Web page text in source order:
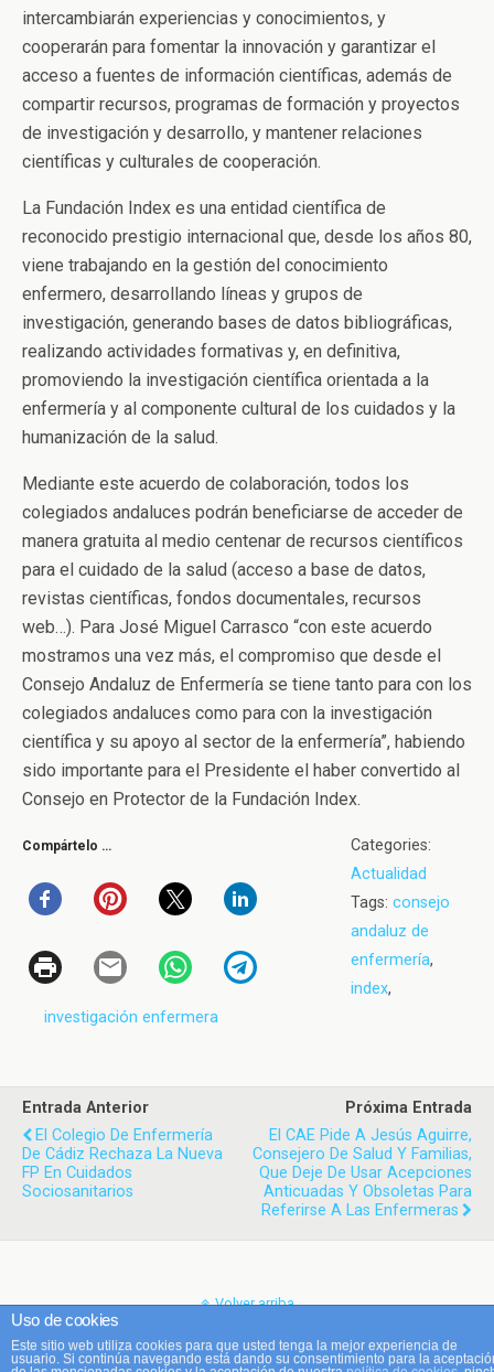
intercambiarán experiencias y conocimientos, y
cooperarán para fomentar la innovación y garantizar el
acceso a fuentes de información científicas, además de
compartir recursos, programas de formación y proyectos
de investigación y desarrollo, y mantener relaciones
científicas y culturales de cooperación.
La Fundación Index es una entidad científica de
reconocido prestigio internacional que, desde los años 80,
viene trabajando en la gestión del conocimiento
enfermero, desarrollando líneas y grupos de
investigación, generando bases de datos bibliográficas,
realizando actividades formativas y, en definitiva,
promoviendo la investigación científica orientada a la
enfermería y al componente cultural de los cuidados y la
humanización de la salud.
Mediante este acuerdo de colaboración, todos los
colegiados andaluces podrán beneficiarse de acceder de
manera gratuita al medio centenar de recursos científicos
para el cuidado de la salud (acceso a base de datos,
revistas científicas, fondos documentales, recursos
web…). Para José Miguel Carrasco “con este acuerdo
mostramos una vez más, el compromiso que desde el
Consejo Andaluz de Enfermería se tiene tanto para con los
colegiados andaluces como para con la investigación
científica y su apoyo al sector de la enfermería”, habiendo
sido importante para el Presidente el haber convertido al
Consejo en Protector de la Fundación Index.
Compártelo …
Categories:
Actualidad
Tags: consejo
andaluz de
enfermería,
index,
investigación enfermera
Entrada Anterior
El Colegio De Enfermería
De Cádiz Rechaza La Nueva
FP En Cuidados
Sociosanitarios
Próxima Entrada
El CAE Pide A Jesús Aguirre,
Consejero De Salud Y Familias,
Que Deje De Usar Acepciones
Anticuadas Y Obsoletas Para
Referirse A Las Enfermeras
Volver arriba
Móvil Escritorio
Uso de cookies
Este sitio web utiliza cookies para que usted tenga la mejor experiencia de
usuario. Si continúa navegando está dando su consentimiento para la